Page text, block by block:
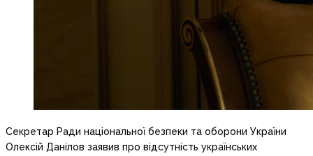
Секретар Ради національної безпеки та оборони України
Олексій Данілов заявив про відсутність українських